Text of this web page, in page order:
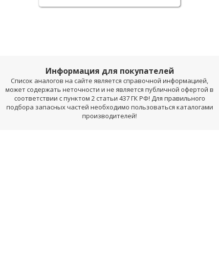
Информация для покупателей
Список аналогов на сайте является справочной информацией,
может содержать неточности и не является публичной офертой в
соответствии с пунктом 2 статьи 437 ГК РФ! Для правильного
подбора запасных частей необходимо пользоваться каталогами
производителей!